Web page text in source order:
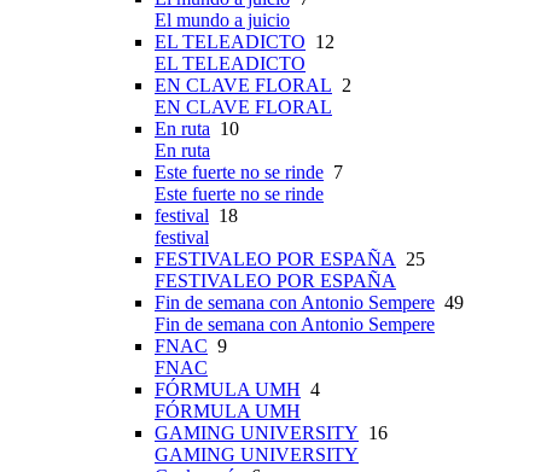
El mundo a juicio
EL TELEADICTO 12
EL TELEADICTO
EN CLAVE FLORAL 2
EN CLAVE FLORAL
En ruta 10
En ruta
Este fuerte no se rinde 7
Este fuerte no se rinde
festival 18
festival
FESTIVALEO POR ESPAÑA
25
FESTIVALEO POR ESPAÑA
Fin de semana con Antonio Sempere 49
Fin de semana con Antonio Sempere
FNAC 9
FNAC
FÓRMULA UMH 4
FÓRMULA UMH
GAMING UNIVERSITY 16
GAMING UNIVERSITY